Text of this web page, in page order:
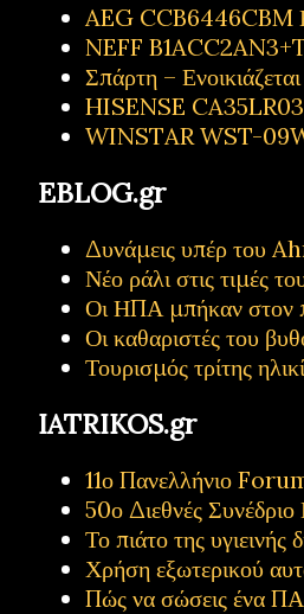
AEG CCB6446CBM
NEFF
Σπάρτη –
HISENSE
WINSTAR WST-
EBLOG.gr
Δυνάμεις υπέρ του
Νέο ράλι στις τιμές
Οι ΗΠΑ μπήκαν στον
Οι καθαριστές του
Τουρισμός τρίτης
IATRIKOS.gr
11ο Πανελλήνιο
50ο Διεθνές
Το πιάτο της υγιεινής
Χρήση εξωτερικού
Πώς να σώσεις ένα